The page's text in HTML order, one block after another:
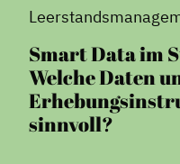
Smart Data im
Welche Daten
sinnvoll?